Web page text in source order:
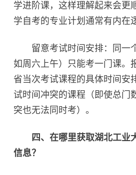
学进阶课，这样理解起来会更
学自考的专业计划通常有内在
留意考试时间安排：‌同一
如周六上午）只能考一门课。
省当次考试课程的具体时间安
试时间冲突的课程（即使总门
突也无法同时考）。
四、在哪里获取湖北工业
信息？‌